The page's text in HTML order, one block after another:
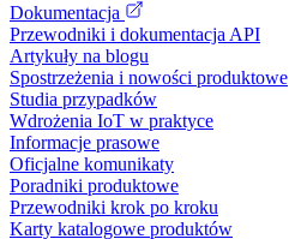
Dokumentacja
Przewodniki i dokumentacja API
Artykuły na blogu
Spostrzeżenia i nowości produktowe
Studia przypadków
Wdrożenia IoT w praktyce
Informacje prasowe
Oficjalne komunikaty
Poradniki produktowe
Przewodniki krok po kroku
Karty katalogowe produktów